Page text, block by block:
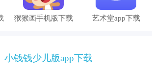
猴猴画手机版下载 艺术堂app下载
小钱钱少儿版app下载